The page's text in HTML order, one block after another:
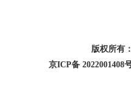
版权所有
京ICP备 2022001408